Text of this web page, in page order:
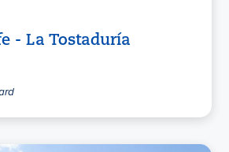
- La Tostaduría